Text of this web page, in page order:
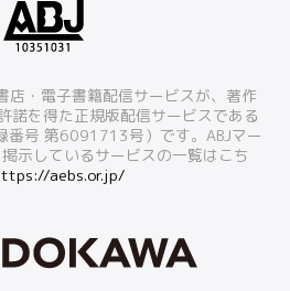
店・電子書籍配信サービスが、著作
諾を得た正規版配信サービスである
番号 第6091713号）です。ABJマー
示しているサービスの一覧はこち
aebs.or.jp/